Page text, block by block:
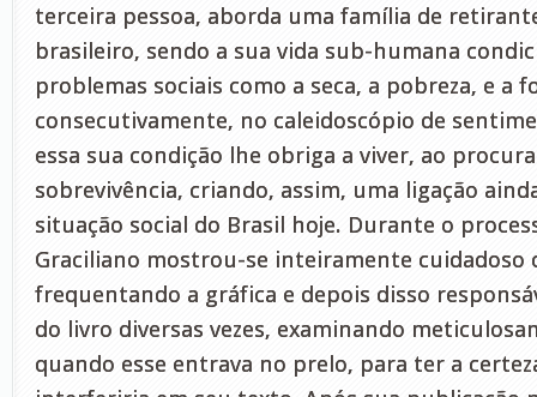
terceira pessoa, aborda uma família de
brasileiro, sendo a sua vida sub-humana
problemas sociais como a seca, a pobreza, e a
consecutivamente, no caleidoscópio de
essa sua condição lhe obriga a viver, ao
sobrevivência, criando, assim, uma ligação
situação social do Brasil hoje. Durante o
Graciliano mostrou-se inteiramente cuidadoso
frequentando a gráfica e depois disso
do livro diversas vezes, examinando
quando esse entrava no prelo, para ter a